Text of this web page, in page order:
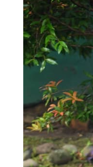
Apr 06, 2026